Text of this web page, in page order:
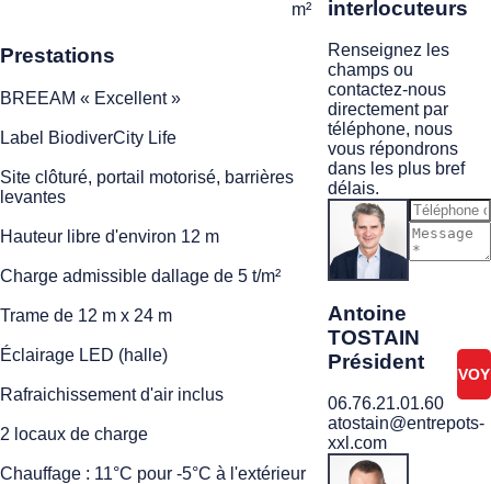
m²
Prestations
BREEAM « Excellent »
Label BiodiverCity Life
Site clôturé, portail motorisé, barrières
levantes
Hauteur libre d'environ 12 m
Charge admissible dallage de 5 t/m²
Trame de 12 m x 24 m
Éclairage LED (halle)
Rafraichissement d'air inclus
2 locaux de charge
Chauffage : 11°C pour -5°C à l'extérieur
interlocuteurs
Renseignez les
champs ou
contactez-nous
directement par
téléphone, nous
vous répondrons
dans les plus bref
délais.
Antoine
TOSTAIN
Président
06.76.21.01.60
atostain@entrepots-
xxl.com